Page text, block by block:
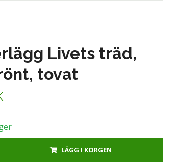
Livets träd,
tovat
LÄGG I KORGEN